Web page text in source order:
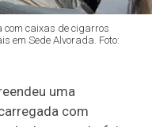
com caixas de cigarros
em Sede Alvorada. Foto:
uma
com